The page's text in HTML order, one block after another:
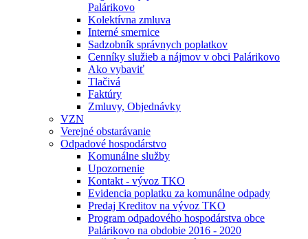
Palárikovo
Kolektívna zmluva
Interné smernice
Sadzobník správnych poplatkov
Cenníky služieb a nájmov v obci Palárikovo
Ako vybaviť
Tlačivá
Faktúry
Zmluvy, Objednávky
VZN
Verejné obstarávanie
Odpadové hospodárstvo
Komunálne služby
Upozornenie
Kontakt - vývoz TKO
Evidencia poplatku za komunálne odpady
Predaj Kreditov na vývoz TKO
Program odpadového hospodárstva obce
Palárikovo na obdobie 2016 - 2020